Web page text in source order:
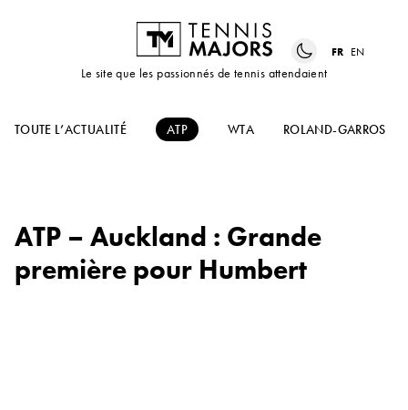
Le site que les passionnés de tennis attendaient
FR EN
TOUTE L’ACTUALITÉ ATP WTA ROLAND-GARROS
ATP – Auckland : Grande
première pour Humbert